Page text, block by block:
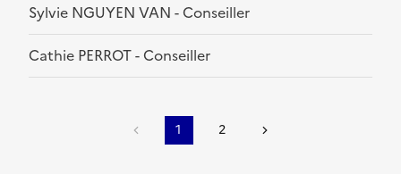
Sylvie NGUYEN VAN - Conseiller
Cathie PERROT - Conseiller
1 2